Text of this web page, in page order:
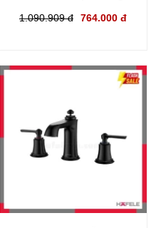
1.090.909 đ 764.000 đ